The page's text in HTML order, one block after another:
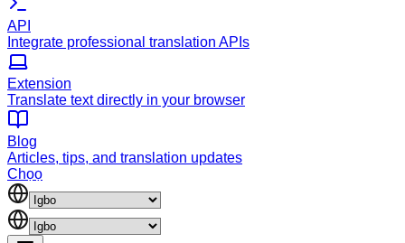
API
Integrate professional translation APIs
Extension
Translate text directly in your browser
Blog
Articles, tips, and translation updates
Chọọ